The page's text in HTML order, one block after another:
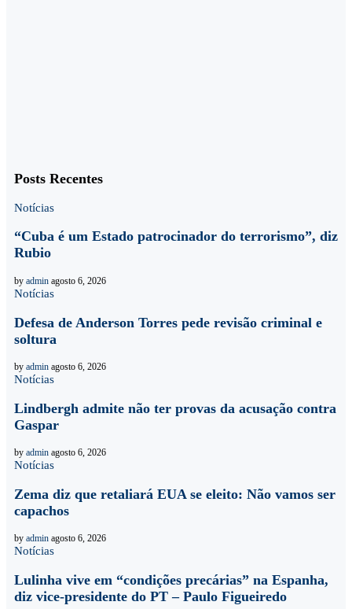
Posts Recentes
Notícias
“Cuba é um Estado patrocinador do terrorismo”, diz
Rubio
by admin agosto 6, 2026
Notícias
Defesa de Anderson Torres pede revisão criminal e
soltura
by admin agosto 6, 2026
Notícias
Lindbergh admite não ter provas da acusação contra
Gaspar
by admin agosto 6, 2026
Notícias
Zema diz que retaliará EUA se eleito: Não vamos ser
capachos
by admin agosto 6, 2026
Notícias
Lulinha vive em “condições precárias” na Espanha,
diz vice-presidente do PT – Paulo Figueiredo